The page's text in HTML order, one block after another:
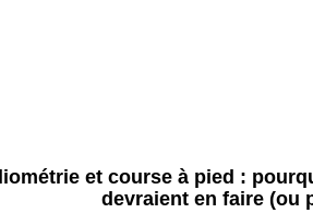
et course à pied :
devraient en faire (ou